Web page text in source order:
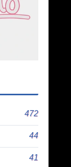
472
44
41